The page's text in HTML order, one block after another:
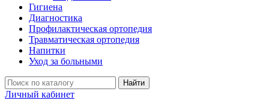
Гигиена
Диагностика
Профилактическая ортопедия
Травматическая ортопедия
Напитки
Уход за больными
Найти
Личный кабинет